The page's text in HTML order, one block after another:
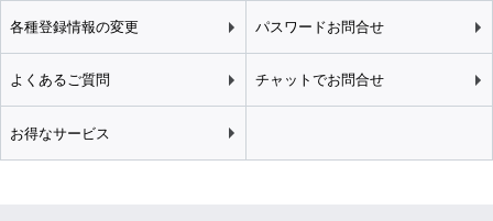
各種登録情報の変更 パスワードお問合せ
よくあるご質問 チャットでお問合せ
お得なサービス